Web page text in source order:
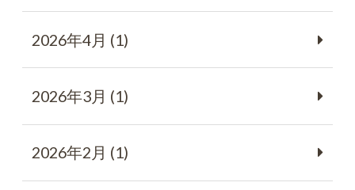
2026年4月 (1)
2026年3月 (1)
2026年2月 (1)